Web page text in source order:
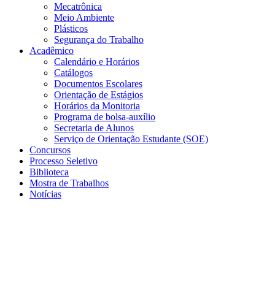
Mecatrônica
Meio Ambiente
Plásticos
Segurança do Trabalho
Acadêmico
Calendário e Horários
Catálogos
Documentos Escolares
Orientação de Estágios
Horários da Monitoria
Programa de bolsa-auxílio
Secretaria de Alunos
Serviço de Orientação Estudante (SOE)
Concursos
Processo Seletivo
Biblioteca
Mostra de Trabalhos
Notícias